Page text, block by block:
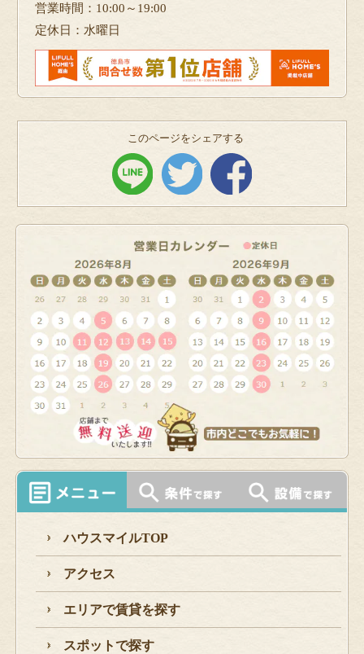
営業時間：10:00～19:00
定休日：水曜日
このページをシェアする
ハウスマイルTOP
アクセス
エリアで賃貸を探す
スポットで探す